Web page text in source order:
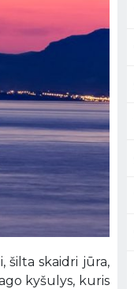
šilta skaidri jūra,
kyšulys, kuris